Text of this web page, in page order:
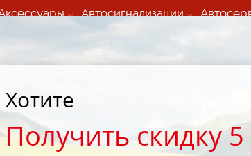
Автосигнализации
24/7
Хотите
Получить скидку 5